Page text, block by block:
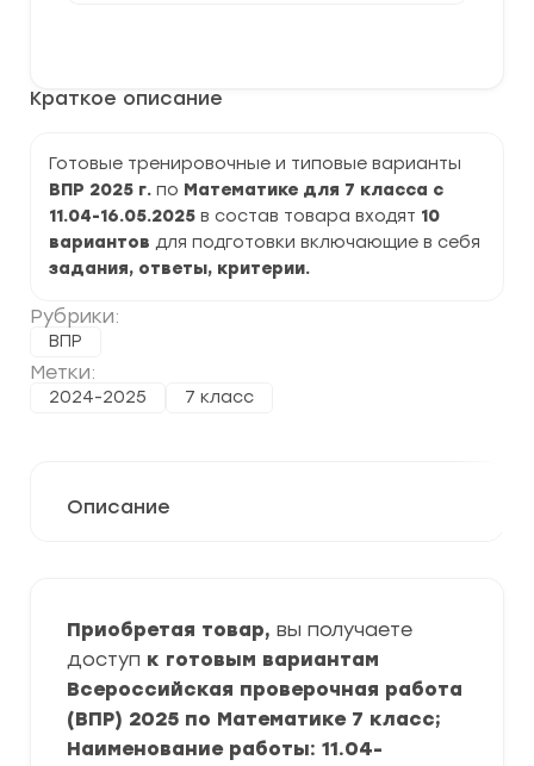
Краткое описание
Готовые тренировочные и типовые варианты
ВПР 2025 г. по Математике для 7 класса с
11.04-16.05.2025 в состав товара входят 10
вариантов для подготовки включающие в себя
задания, ответы, критерии.
Рубрики:
ВПР
Метки:
2024-2025 7 класс
7
2025
г.
задания
и
Описание
Приобретая товар, вы получаете
доступ к готовым вариантам
Всероссийская проверочная работа
(ВПР) 2025 по Математике 7 класс;
Наименование работы: 11.04-